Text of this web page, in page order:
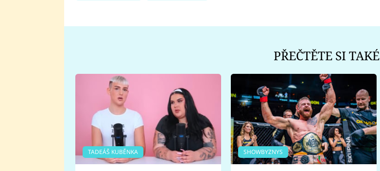
PŘEČTĚTE SI TAKÉ
TADEÁŠ KUBĚNKA SHOWBYZNYS